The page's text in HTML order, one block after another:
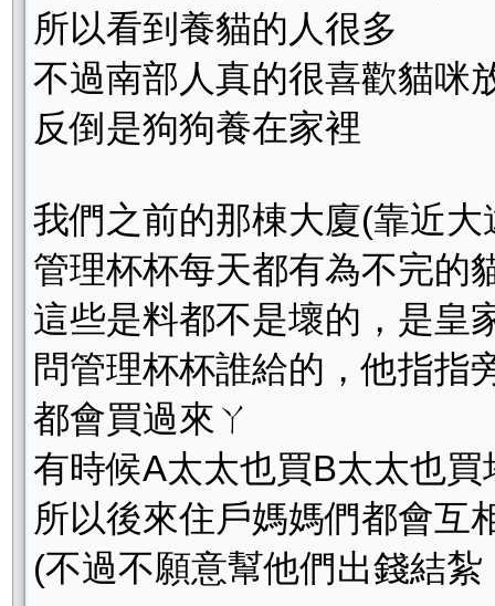
所以看到養貓的人很多
不過南部人真的很喜歡貓咪
反倒是狗狗養在家裡
我們之前的那棟大廈(靠近大
管理杯杯每天都有為不完的
這些是料都不是壞的，是皇
問管理杯杯誰給的，他指指
都會買過來ㄚ
有時候A太太也買B太太也
所以後來住戶媽媽們都會互
(不過不願意幫他們出錢結